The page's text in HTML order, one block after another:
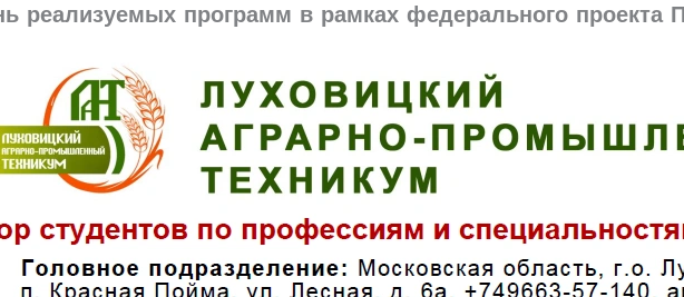
реализуемых программ в рамках федерального проекта